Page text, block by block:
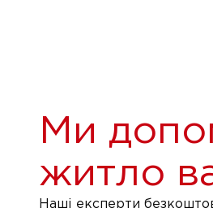
Ми
житло
Наші експерти